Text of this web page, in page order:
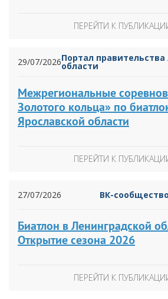
ПЕРЕЙТИ К
29/07/2026Портал правительства
области
Межрегиональные
Золотого кольца» по
Ярославской области
ПЕРЕЙТИ К
27/07/2026 ВК-
Биатлон в Ленинградской
Открытие сезона 2026
ПЕРЕЙТИ К